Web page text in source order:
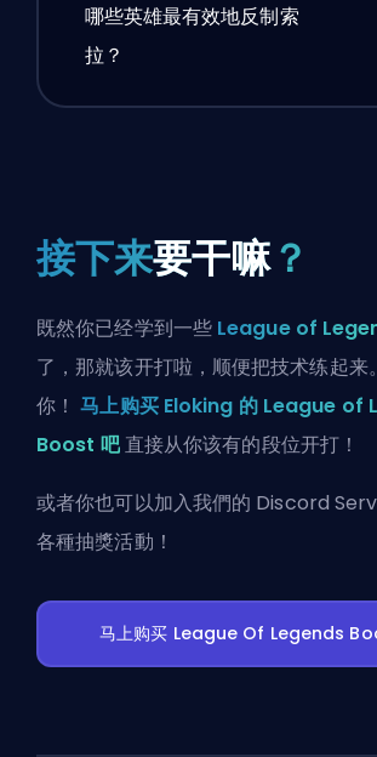
哪些英雄最有效地反制索
拉？
接下来要干嘛？
既然你已经学到一些 League of
了，那就该开打啦，顺便把技术练起来
你！马上购买 Eloking 的 League of
Boost 吧直接从你该有的段位开打！
或者你也可以加入我們的 Discord
各種抽獎活動！
马上购买 League Of Legends